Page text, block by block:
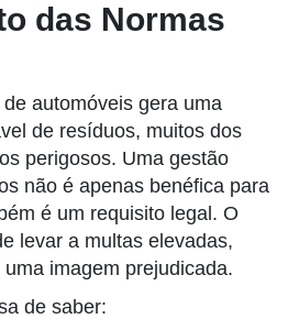
das Normas
automóveis gera uma
de resíduos, muitos dos
perigosos. Uma gestão
não é apenas benéfica para
é um requisito legal. O
levar a multas elevadas,
imagem prejudicada.
de saber: